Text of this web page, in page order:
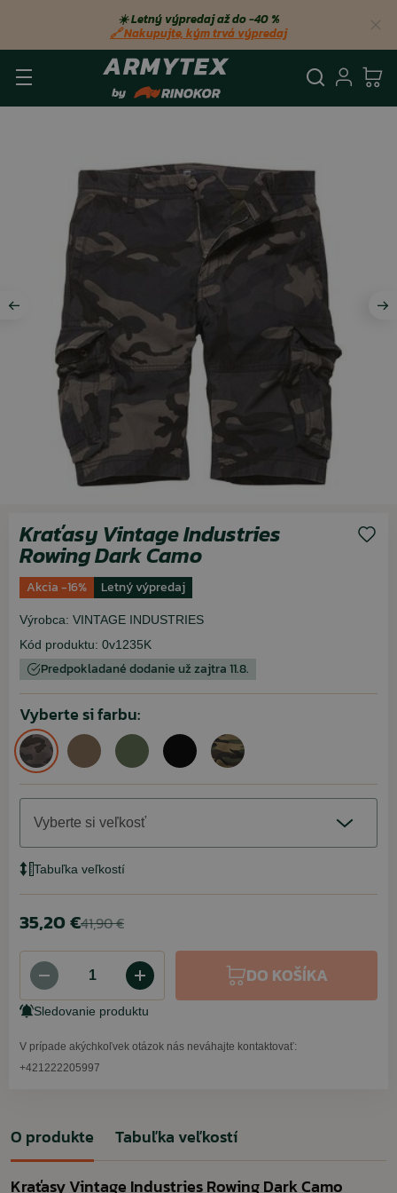
☀️ Letný výpredaj až do −40 %
🔗 Nakupujte, kým trvá výpredaj
Kraťasy Vintage Industries
Rowing Dark Camo
Akcia -16% Letný výpredaj
Výrobca: VINTAGE INDUSTRIES
Kód produktu: 0v1235K
Predpokladané dodanie už zajtra 11.8.
Vyberte si farbu:
Vyberte si veľkosť
Tabuľka veľkostí
35,20 €41,90 €
DO KOŠÍKA
Sledovanie produktu
V prípade akýchkoľvek otázok nás neváhajte kontaktovať:
+421222205997
O produkte Tabuľka veľkostí
Kraťasy Vintage Industries Rowing Dark Camo